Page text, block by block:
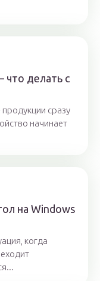
делать с
сразу
начинает
на Windows
когда